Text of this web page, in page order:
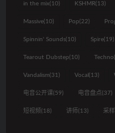
in the mix(10) KSHMR(13)
Massive(10) Pop(22)
Spinnin' Sounds(10) Spire(19)
Tearout Dubstep(10) Techno
Vandalism(31) Vocal (13)
电音公开课(59) 电音盘点(37)
短视频 (18) 讲师(13) 采